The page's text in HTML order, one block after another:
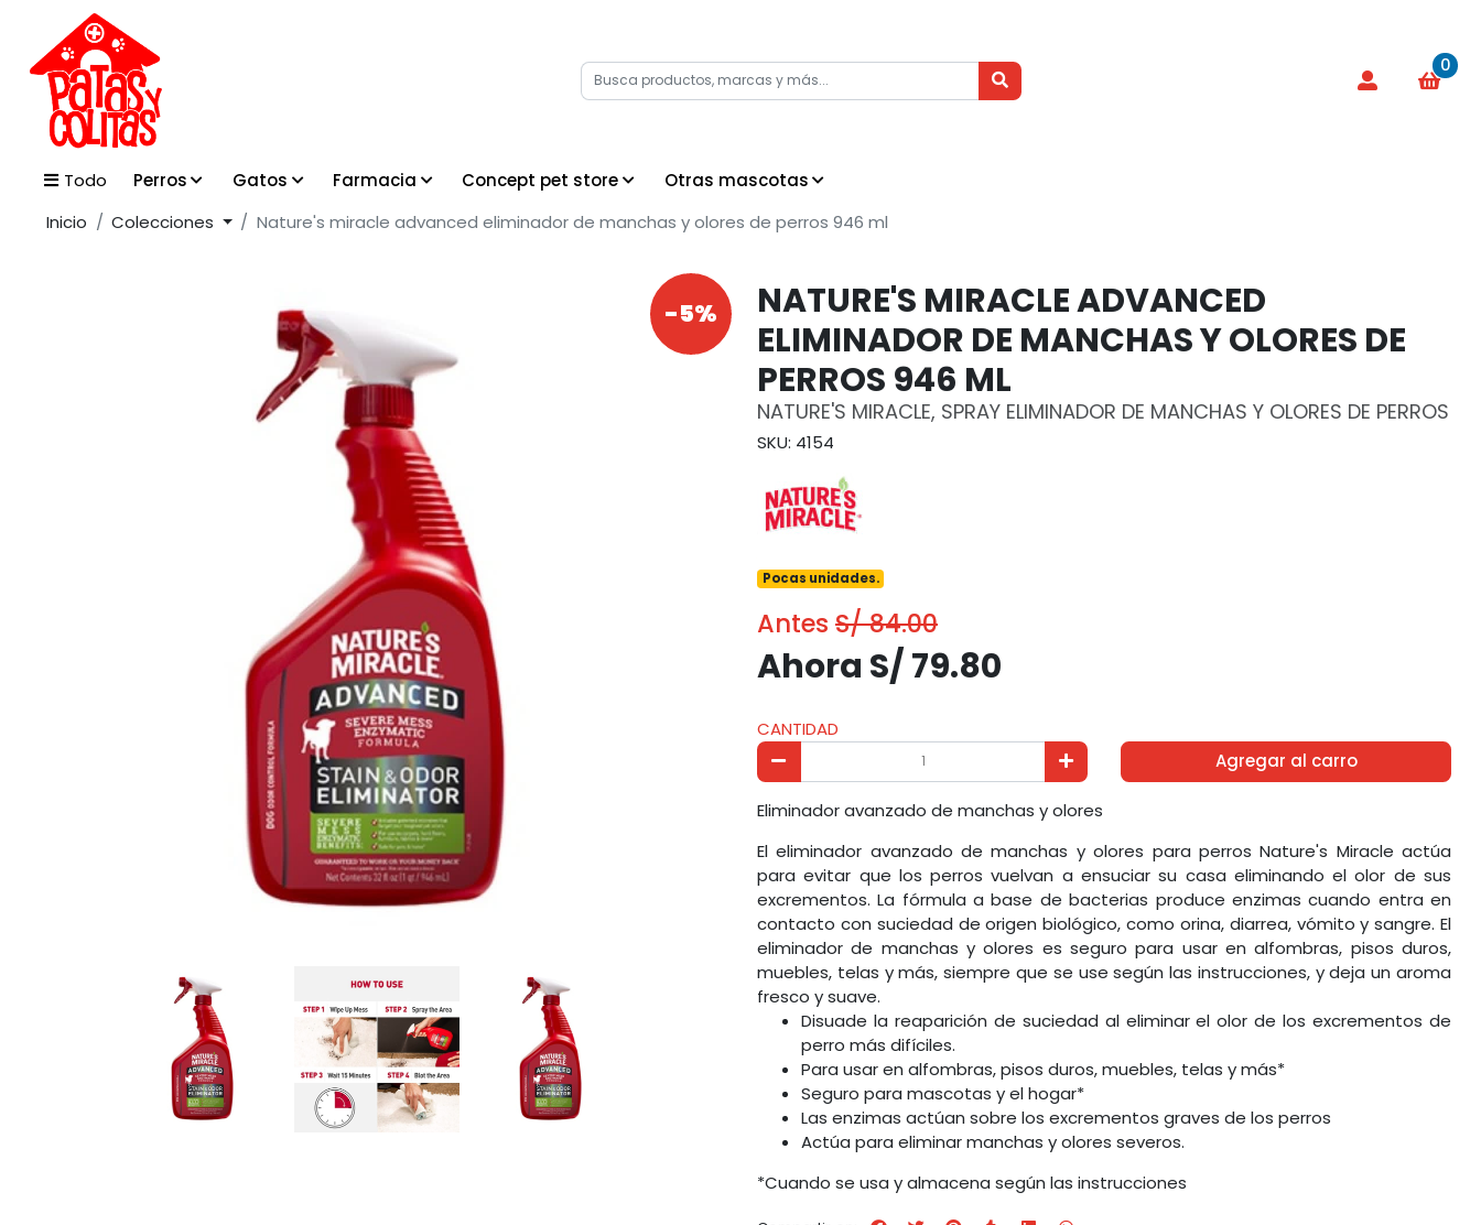
0
Todo Perros Gatos Farmacia Concept pet store
Otras mascotas
Inicio
Colecciones Nature's miracle advanced eliminador de manchas y olores de perros 946 ml
-5%
NATURE'S MIRACLE ADVANCED
ELIMINADOR DE MANCHAS Y OLORES DE
PERROS 946 ML
NATURE'S MIRACLE, SPRAY ELIMINADOR DE MANCHAS Y OLORES DE PERROS
SKU: 4154
Pocas unidades.
Antes S/ 84.00
Ahora S/ 79.80
CANTIDAD
Agregar al carro
Eliminador avanzado de manchas y olores
El eliminador avanzado de manchas y olores para perros Nature's Miracle actúa
para evitar que los perros vuelvan a ensuciar su casa eliminando el olor de sus
excrementos. La fórmula a base de bacterias produce enzimas cuando entra en
contacto con suciedad de origen biológico, como orina, diarrea, vómito y sangre. El
eliminador de manchas y olores es seguro para usar en alfombras, pisos duros,
muebles, telas y más, siempre que se use según las instrucciones, y deja un aroma
fresco y suave.
Disuade la reaparición de suciedad al eliminar el olor de los excrementos de
perro más difíciles.
Para usar en alfombras, pisos duros, muebles, telas y más*
Seguro para mascotas y el hogar*
Las enzimas actúan sobre los excrementos graves de los perros
Actúa para eliminar manchas y olores severos.
*Cuando se usa y almacena según las instrucciones